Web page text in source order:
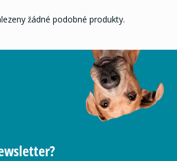
žádné podobné produkty.